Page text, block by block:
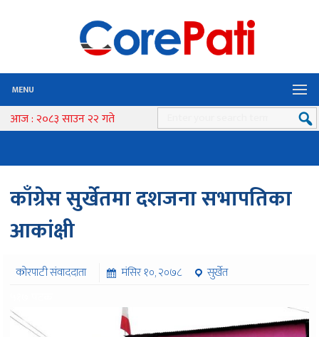
MENU
आज : २०८३ साउन २२ गते
काँग्रेस सुर्खेतमा दशजना सभापतिका
आकांक्षी
कोरपाटी संवाददाता मंसिर १०, २०७८
सुर्खेत